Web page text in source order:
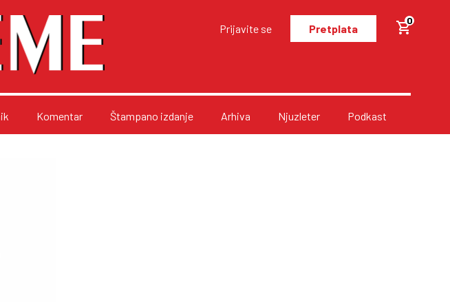
Prijavite se Pretplata
0
Komentar Štampano izdanje Arhiva Njuzleter Podkast